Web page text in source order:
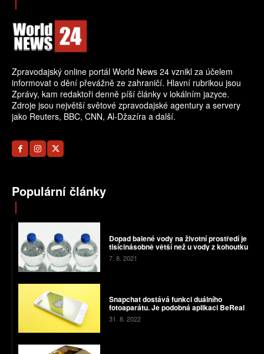
Zpravodajský online portál World News 24 vznikl za účelem
informovat o dění převážně ze zahraničí. Hlavní rubrikou jsou
Zprávy, kam redaktoři denně píší články v lokálním jazyce.
Zdroje jsou největší světové zpravodajské agentury a servery
jako Reuters, BBC, CNN, Al-Džazíra a další.
Populární články
Dopad balené vody na životní prostředí je
tisícinásobně větší než u vody z kohoutku
7. 8. 2021
Snapchat dostává funkci duálního
fotoaparátu. Je podobná aplikaci BeReal
31. 8. 2022